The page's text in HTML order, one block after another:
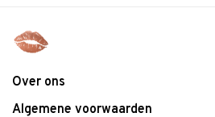
Over ons
Algemene voorwaarden